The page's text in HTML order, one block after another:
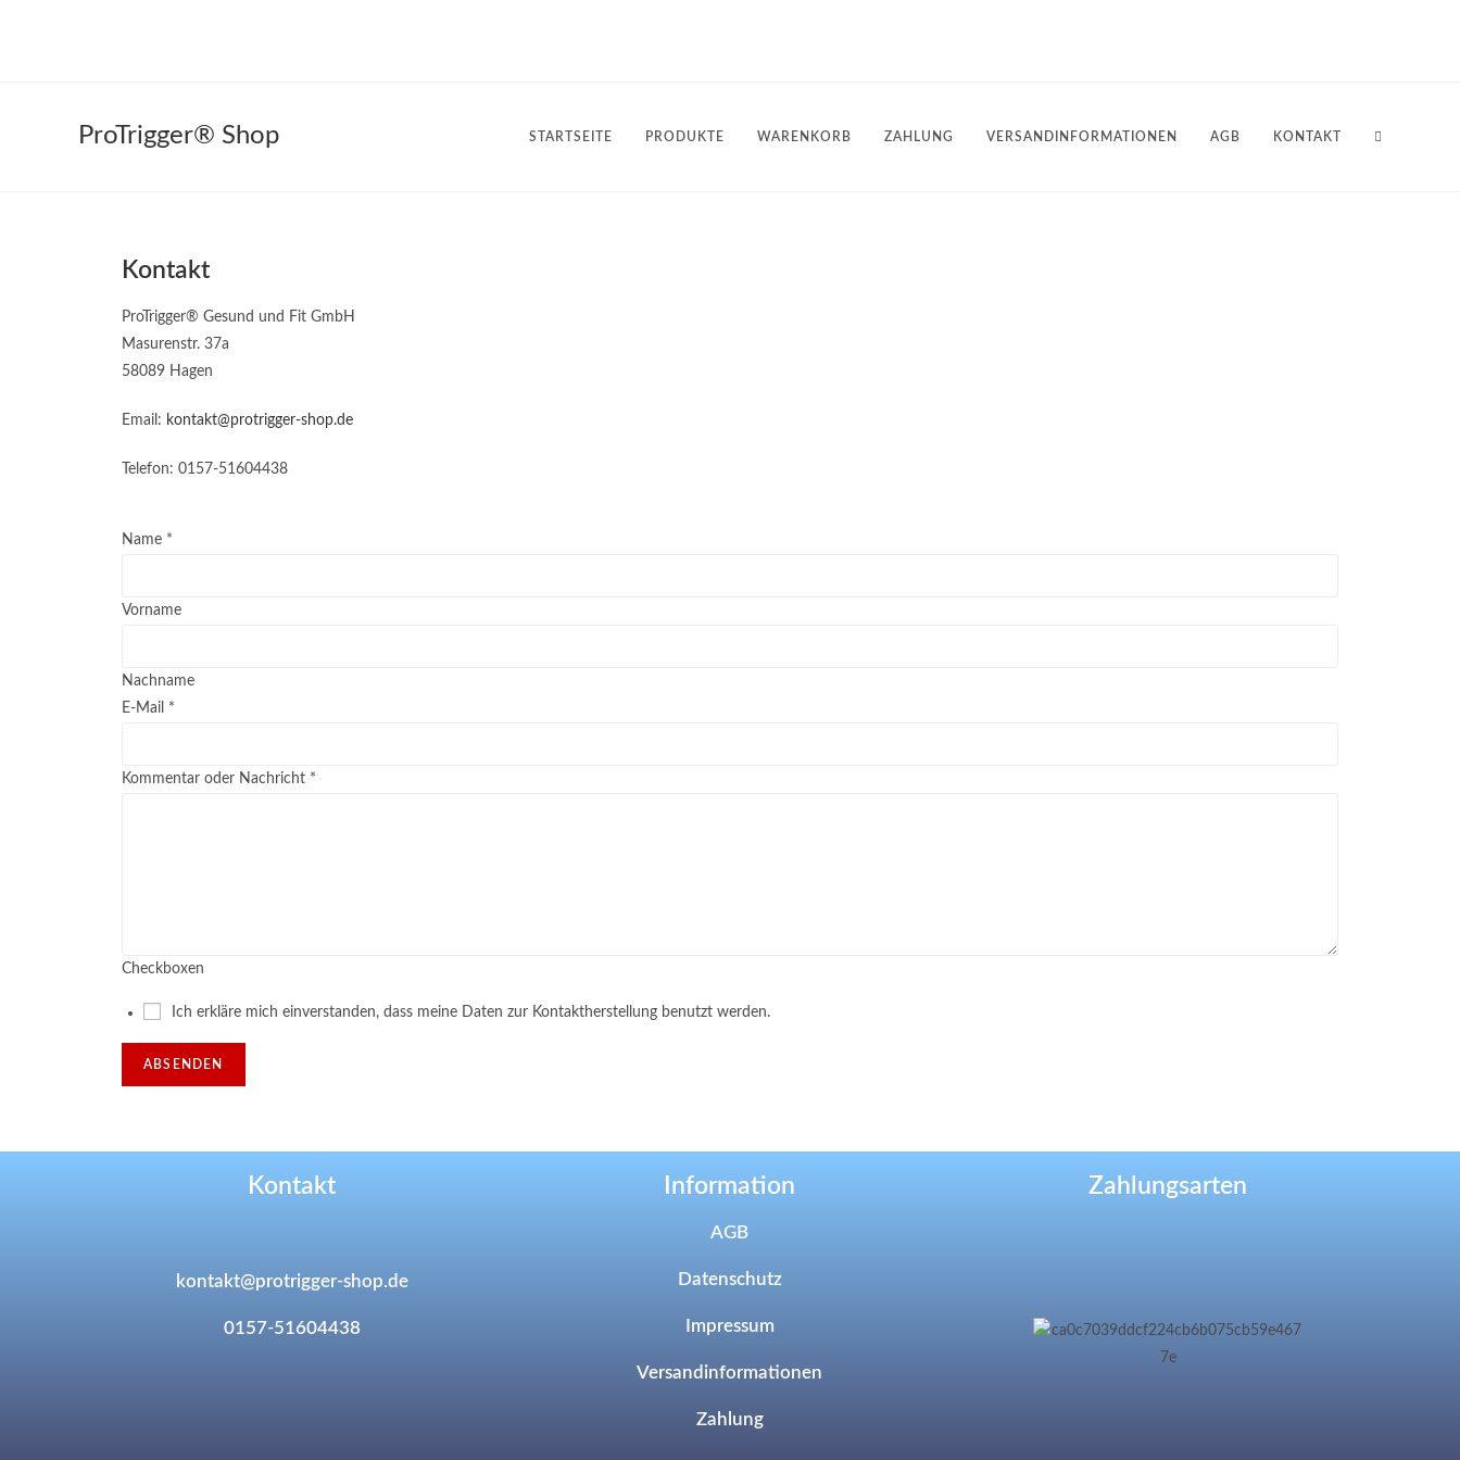
ProTrigger® Shop STARTSEITE PRODUKTE WARENKORB ZAHLUNG VERSANDINFORMATIONEN AGB KONTAKT
Kontakt
ProTrigger® Gesund und Fit GmbH
Masurenstr. 37a
58089 Hagen
Email: kontakt@protrigger-shop.de
Telefon: 0157-51604438
Name *
Vorname
Nachname
E-Mail *
Kommentar oder Nachricht *
Checkboxen
Ich erkläre mich einverstanden, dass meine Daten zur Kontaktherstellung benutzt werden.
ABSENDEN
Kontakt
kontakt@protrigger-shop.de
0157-51604438
Information
AGB
Datenschutz
Impressum
Versandinformationen
Zahlung
Zahlungsarten